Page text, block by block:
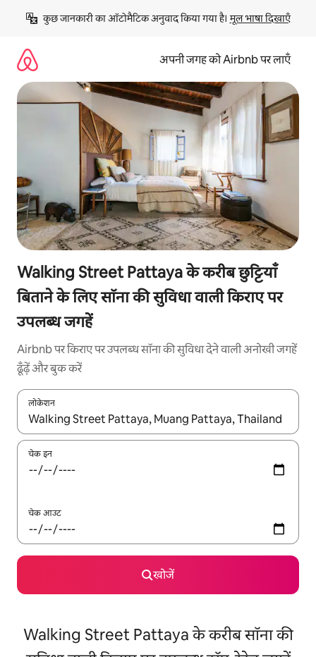
छोड़कर
कॉन्टेंट
कुछ जानकारी का ऑटोमैटिक अनुवाद किया गया है। मूल भाषा दिखाएँ
अपनी जगह को Airbnb पर लाएँ
Walking Street Pattaya के करीब छुट्टियाँ
बिताने के लिए सॉना की सुविधा वाली किराए पर
उपलब्ध जगहें
Airbnb पर किराए पर उपलब्ध सॉना की सुविधा देने वाली अनोखी जगहें
ढूँढ़ें और बुक करें
लोकेशन
नतीजों के उपलब्ध होने पर, अप और डाउन 'ऐरो की' का इस्तेमाल करके नेविगेट
चेक इन
चेक आउट
खोजें
Walking Street Pattaya के करीब सॉना की